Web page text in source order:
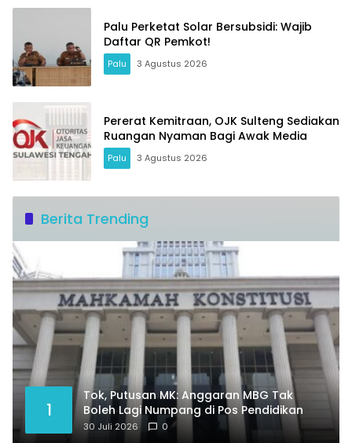
Palu Perketat Solar Bersubsidi: Wajib
Daftar QR Pemkot!
Palu 3 Agustus 2026
Pererat Kemitraan, OJK Sulteng Sediakan
Ruangan Nyaman Bagi Awak Media
Palu 3 Agustus 2026
Berita Trending
1
Tok, Putusan MK: Anggaran MBG Tak
Boleh Lagi Numpang di Pos Pendidikan
30 Juli 2026 0